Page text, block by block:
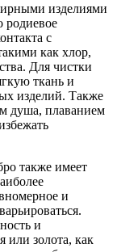
изделиями
родиевое
с
как хлор,
Для чистки
ткань и
изделий. Также
душа, плаванием
также имеет
и
и
или золота, как